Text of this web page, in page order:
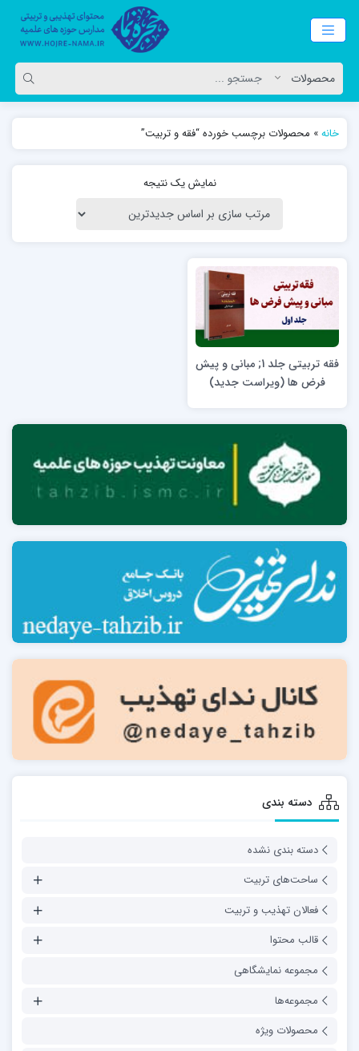
خانه» محصولات برچسب خورده “فقه و تربیت”
نمایش یک نتیجه
فقه تربیتی جلد 1; مبانی و پیش
فرض ها (ویراست جدید)
دسته بندی
دسته بندی نشده
ساحت‌های تربیت
فعالان تهذیب و تربیت
قالب محتوا
مجموعه نمایشگاهی
مجموعه‌ها
محصولات ویژه